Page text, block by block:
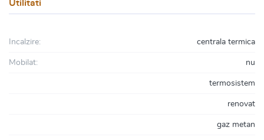
Utilitati
Incalzire: centrala termica
Mobilat: nu
termosistem
renovat
gaz metan